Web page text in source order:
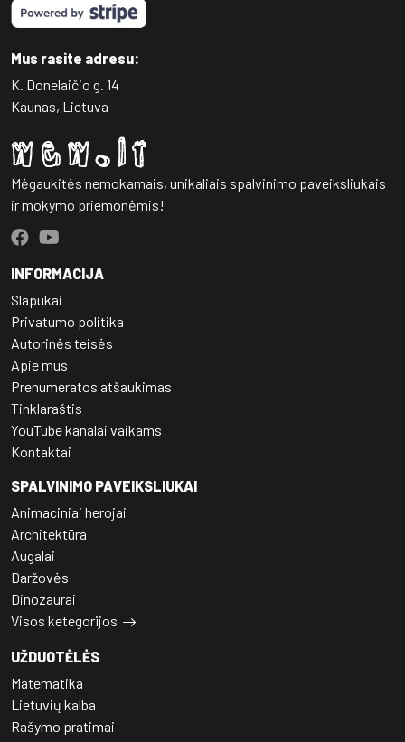
Mus rasite adresu:
K. Donelaičio g. 14
Kaunas, Lietuva
Mėgaukitės nemokamais, unikaliais spalvinimo paveiksliukais
ir mokymo priemonėmis!
INFORMACIJA
Slapukai
Privatumo politika
Autorinės teisės
Apie mus
Prenumeratos atšaukimas
Tinklaraštis
YouTube kanalai vaikams
Kontaktai
SPALVINIMO PAVEIKSLIUKAI
Animaciniai herojai
Architektūra
Augalai
Daržovės
Dinozaurai
Visos ketegorijos
UŽDUOTĖLĖS
Matematika
Lietuvių kalba
Rašymo pratimai